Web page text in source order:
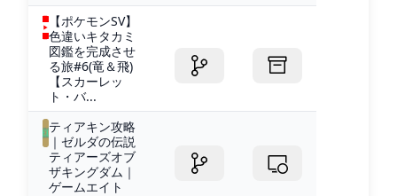
【ポケモンSV】
色違いキタカミ
図鑑を完成させ
る旅#6(竜＆飛)
【スカーレッ
ト・バ...
ティアキン攻略
｜ゼルダの伝説
ティアーズオブ
ザキングダム｜
ゲームエイト